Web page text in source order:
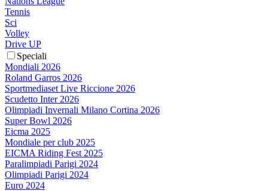
Tennis
Sci
Volley
Drive UP
Speciali
Mondiali 2026
Roland Garros 2026
Sportmediaset Live Riccione 2026
Scudetto Inter 2026
Olimpiadi Invernali Milano Cortina 2026
Super Bowl 2026
Eicma 2025
Mondiale per club 2025
EICMA Riding Fest 2025
Paralimpiadi Parigi 2024
Olimpiadi Parigi 2024
Euro 2024